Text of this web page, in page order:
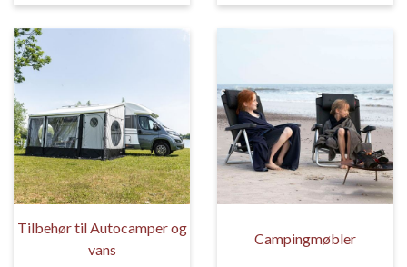
Tilbehør til Autocamper og
vans
Campingmøbler